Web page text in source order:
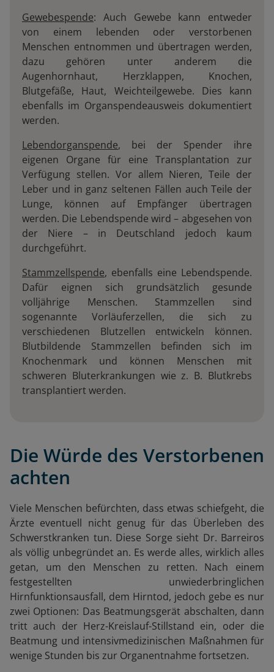
Gewebespende: Auch Gewebe kann entweder
von einem lebenden oder verstorbenen
Menschen entnommen und übertragen werden,
dazu gehören unter anderem die
Augenhornhaut, Herzklappen, Knochen,
Blutgefäße, Haut, Weichteilgewebe. Dies kann
ebenfalls im Organspendeausweis dokumentiert
werden.
Lebendorganspende, bei der Spender ihre
eigenen Organe für eine Transplantation zur
Verfügung stellen. Vor allem Nieren, Teile der
Leber und in ganz seltenen Fällen auch Teile der
Lunge, können auf Empfänger übertragen
werden. Die Lebendspende wird – abgesehen von
der Niere – in Deutschland jedoch kaum
durchgeführt.
Stammzellspende, ebenfalls eine Lebendspende.
Dafür eignen sich grundsätzlich gesunde
volljährige Menschen. Stammzellen sind
sogenannte Vorläuferzellen, die sich zu
verschiedenen Blutzellen entwickeln können.
Blutbildende Stammzellen befinden sich im
Knochenmark und können Menschen mit
schweren Bluterkrankungen wie z. B. Blutkrebs
transplantiert werden.
Die Würde des Verstorbenen
achten
Viele Menschen befürchten, dass etwas schiefgeht, die
Ärzte eventuell nicht genug für das Überleben des
Schwerstkranken tun. Diese Sorge sieht Dr. Barreiros
als völlig unbegründet an. Es werde alles, wirklich alles
getan, um den Menschen zu retten. Nach einem
festgestellten unwiederbringlichen
Hirnfunktionsausfall, dem Hirntod, jedoch gebe es nur
zwei Optionen: Das Beatmungsgerät abschalten, dann
tritt auch der Herz-Kreislauf-Stillstand ein, oder die
Beatmung und intensivmedizinischen Maßnahmen für
wenige Stunden bis zur Organentnahme fortsetzen.